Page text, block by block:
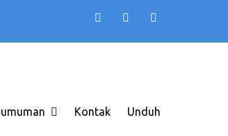
Kontak Unduh